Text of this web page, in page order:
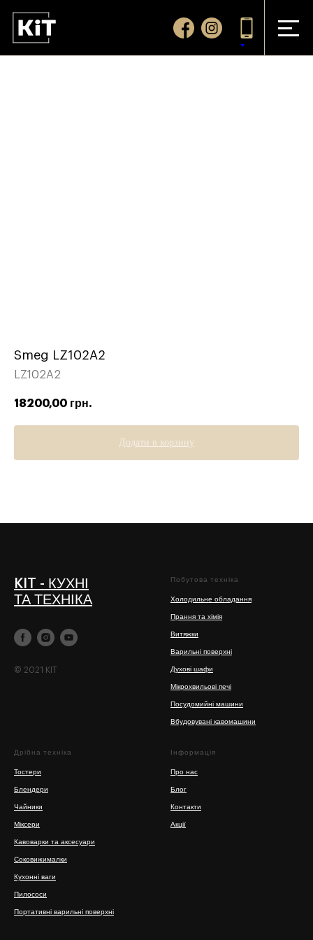
Smeg LZ102A2
LZ102A2
18200,00 грн.
Додати в корзину
KIT - КУХНІ
ТА ТЕХНІКА
© 2021 KIT
Побутова техніка
Холодильне обладання
Прання та хімія
Витяжки
Варильні поверхні
Духові шафи
Мікрохвильові печі
Посудомийні машини
Вбудовувані кавомашини
Дрібна техніка
Тостери
Блендери
Чайники
Міксери
Кавоварки та аксесуари
Соковижималки
Кухонні ваги
Пилососи
Портативні варильні поверхні
Інформація
Про нас
Блог
Контакти
Акції